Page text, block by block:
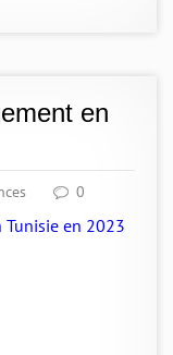
en
0